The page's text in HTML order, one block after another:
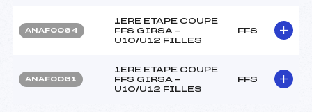
ANAF0064
1ERE ETAPE COUPE
FFS GIRSA –
U10/U12 FILLES
FFS
ANAF0061
1ERE ETAPE COUPE
FFS GIRSA –
U10/U12 FILLES
FFS